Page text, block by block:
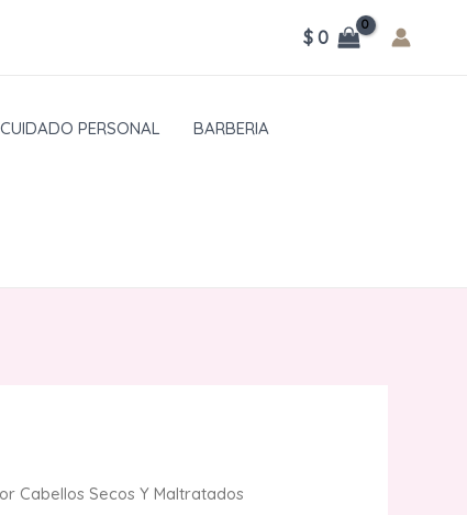
$0
CUIDADO PERSONAL BARBERIA
Cabellos Secos Y Maltratados